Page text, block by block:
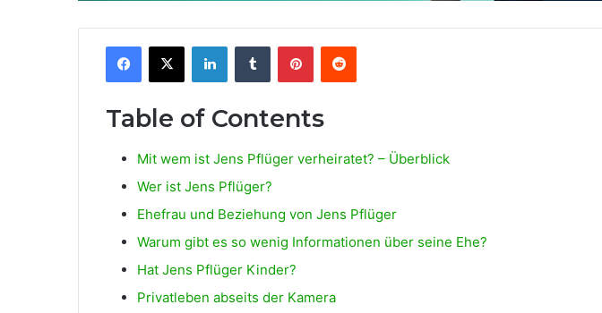
Facebook
X LinkedInTumblr PinterestReddit
Table of Contents
Mit wem ist Jens Pflüger verheiratet? – Überblick
Wer ist Jens Pflüger?
Ehefrau und Beziehung von Jens Pflüger
Warum gibt es so wenig Informationen über seine Ehe?
Hat Jens Pflüger Kinder?
Privatleben abseits der Kamera